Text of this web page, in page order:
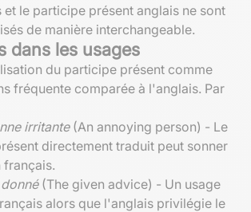
et le participe présent anglais ne sont
de manière interchangeable.
dans les usages
du participe présent comme
fréquente comparée à l'anglais. Par
irritante(An annoying person) - Le
directement traduit peut sonner
français.
(The given advice) - Un usage
alors que l'anglais privilégie le